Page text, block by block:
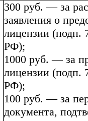
300 руб. — за
заявления о
лицензии (подп.
РФ);
1000 руб. — за
лицензии (подп.
РФ);
100 руб. — за
документа,